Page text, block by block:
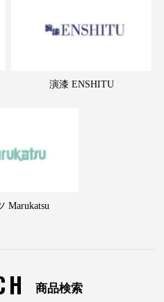
演漆 ENSHITU
Marukatsu
商品検索